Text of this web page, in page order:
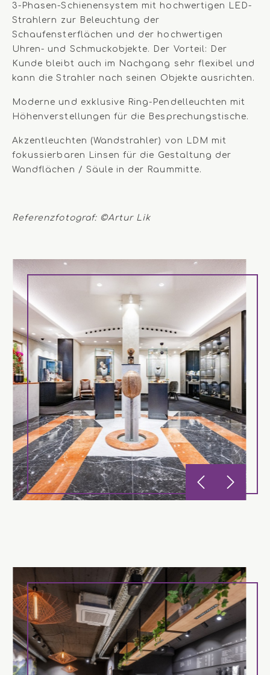
3-Phasen-Schienensystem mit hochwertigen LED-
Strahlern zur Beleuchtung der
Schaufensterflächen und der hochwertigen
Uhren- und Schmuckobjekte. Der Vorteil: Der
Kunde bleibt auch im Nachgang sehr flexibel und
kann die Strahler nach seinen Objekte ausrichten.
Moderne und exklusive Ring-Pendelleuchten mit
Höhenverstellungen für die Besprechungstische.
Akzentleuchten (Wandstrahler) von LDM mit
fokussierbaren Linsen für die Gestaltung der
Wandflächen / Säule in der Raummitte.
Referenzfotograf: ©Artur Lik